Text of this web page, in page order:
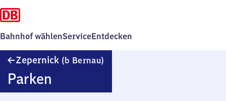
Bahnhof wählenServiceEntdecken
Zepernick (b Bernau)
Parken